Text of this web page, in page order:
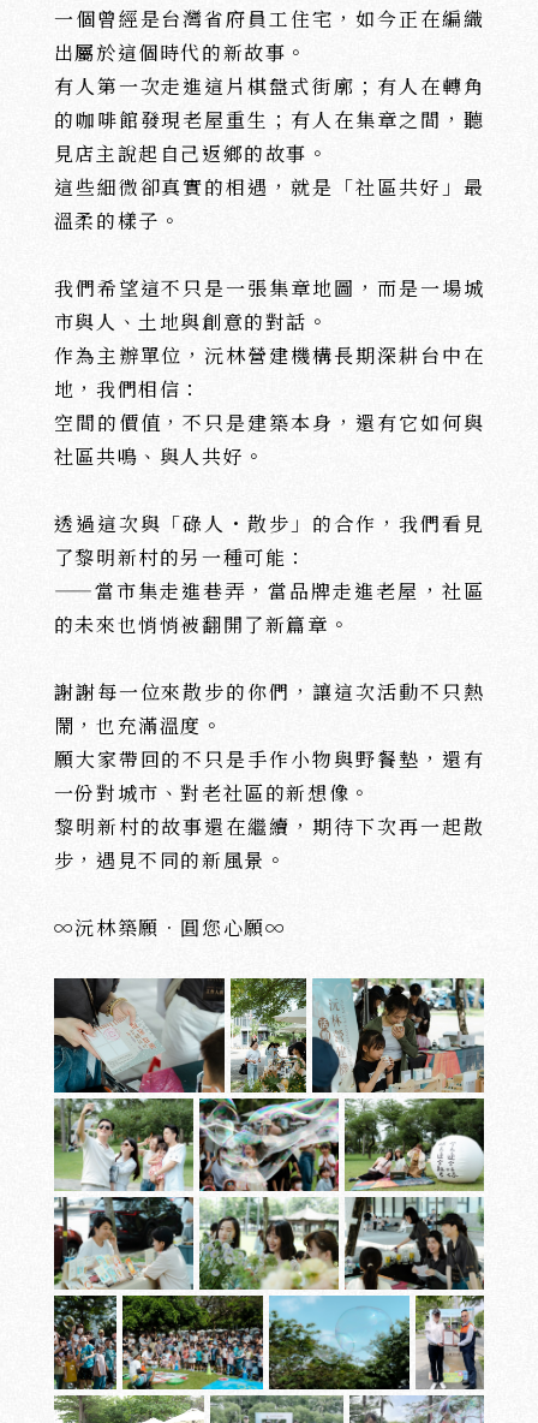
建
築
ABOUT
新
案
PROJECTS
一個曾經是台灣省府員工住宅，如今正在編織
出屬於這個時代的新故事。
有人第一次走進這片棋盤式街廓；有人在轉角
的咖啡館發現老屋重生；有人在集章之間，聽
見店主說起自己返鄉的故事。
這些細微卻真實的相遇，就是「社區共好」最
溫柔的樣子。
我們希望這不只是一張集章地圖，而是一場城
市與人、土地與創意的對話。
作為主辦單位，沅林營建機構長期深耕台中在
地，我們相信：
空間的價值，不只是建築本身，還有它如何與
社區共鳴、與人共好。
透過這次與「碌人・散步」的合作，我們看見
了黎明新村的另一種可能：
——當市集走進巷弄，當品牌走進老屋，社區
的未來也悄悄被翻開了新篇章。
謝謝每一位來散步的你們，讓這次活動不只熱
鬧，也充滿溫度。
願大家帶回的不只是手作小物與野餐墊，還有
一份對城市、對老社區的新想像。
黎明新村的故事還在繼續，期待下次再一起散
步，遇見不同的新風景。
∞沅林築願．圓您心願∞